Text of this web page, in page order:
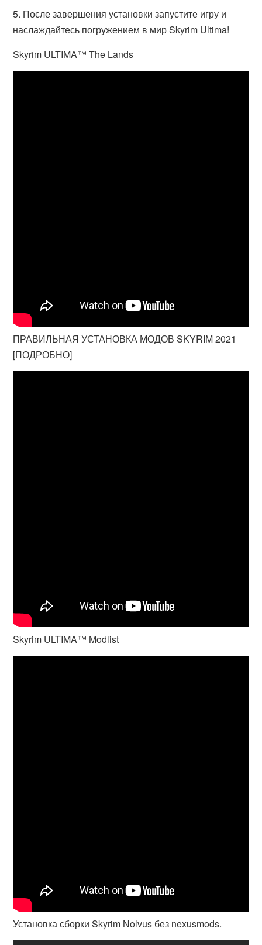
5. После завершения установки запустите игру и
наслаждайтесь погружением в мир Skyrim Ultima!
Skyrim ULTIMA™ The Lands
ПРАВИЛЬНАЯ УСТАНОВКА МОДОВ SKYRIM 2021
[ПОДРОБНО]
Skyrim ULTIMA™ Modlist
Установка сборки Skyrim Nolvus без nexusmods.